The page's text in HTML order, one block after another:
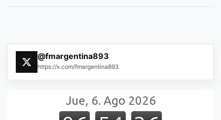
@fmargentina893
https://x.com/fmargentina893